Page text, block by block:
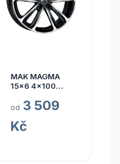
MAK MAGMA
15x6 4x100
od 3 509
Kč